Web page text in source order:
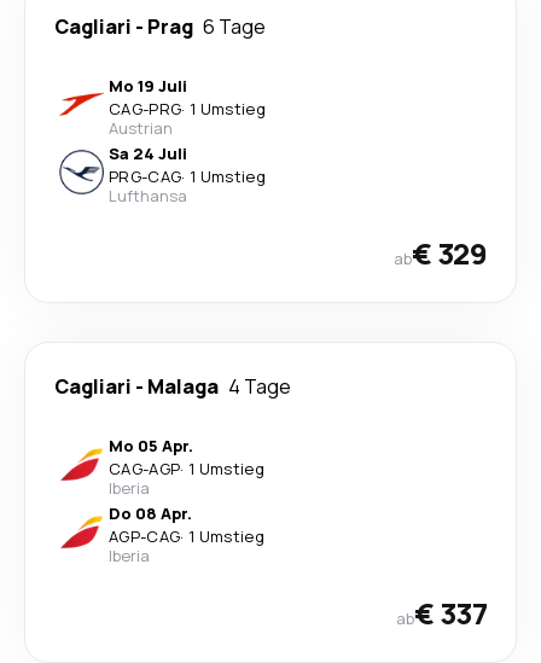
Cagliari - Prag 6 Tage
Mo 19 Juli
CAG-PRG· 1 Umstieg
Austrian
Sa 24 Juli
PRG-CAG· 1 Umstieg
Lufthansa
ab€ 329
Cagliari - Malaga 4 Tage
Mo 05 Apr.
CAG-AGP· 1 Umstieg
Iberia
Do 08 Apr.
AGP-CAG· 1 Umstieg
Iberia
ab€ 337